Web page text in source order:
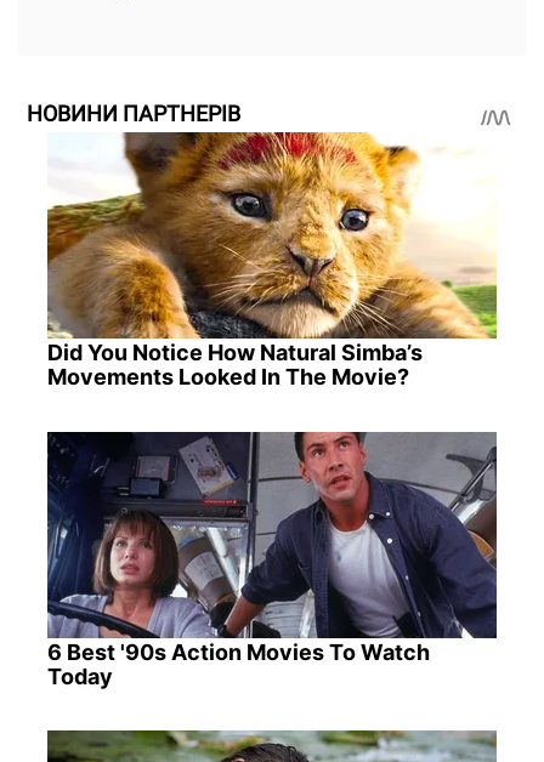
НОВИНИ ПАРТНЕРІВ
Did You Notice How Natural Simba’s
Movements Looked In The Movie?
6 Best '90s Action Movies To Watch
Today